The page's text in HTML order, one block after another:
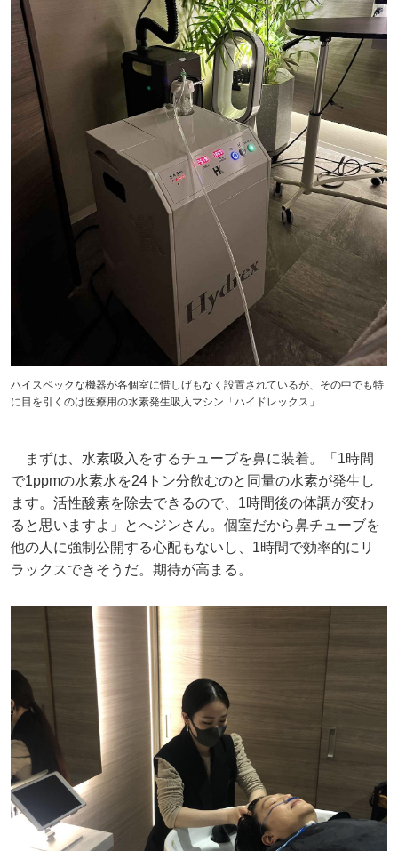
ハイスペックな機器が各個室に惜しげもなく設置されているが、その中でも特
に目を引くのは医療用の水素発生吸入マシン「ハイドレックス」
まずは、水素吸入をするチューブを鼻に装着。「1時間
で1ppmの水素水を24トン分飲むのと同量の水素が発生し
ます。活性酸素を除去できるので、1時間後の体調が変わ
ると思いますよ」とへジンさん。個室だから鼻チューブを
他の人に強制公開する心配もないし、1時間で効率的にリ
ラックスできそうだ。期待が高まる。